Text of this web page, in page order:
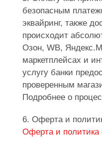
безопасным
эквайринг, также
происходит
Озон, WB,
маркетплейсах и
услугу банки
проверенным
Подробнее о
6. Оферта и
Оферта и политика